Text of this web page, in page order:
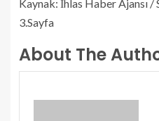
Kaynak: İhlas Haber Ajansı
3.Sayfa
About The